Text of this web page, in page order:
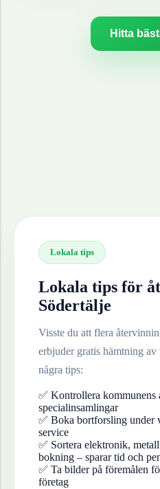
Hitta
Lokala tips
Lokala tips för
Södertälje
Visste du att flera
erbjuder gratis hämtning av
några tips:
✅ Kontrollera kommunens
specialinsamlingar
✅ Boka bortforsling under
service
✅ Sortera elektronik,
bokning – sparar tid och
✅ Ta bilder på föremålen
företag